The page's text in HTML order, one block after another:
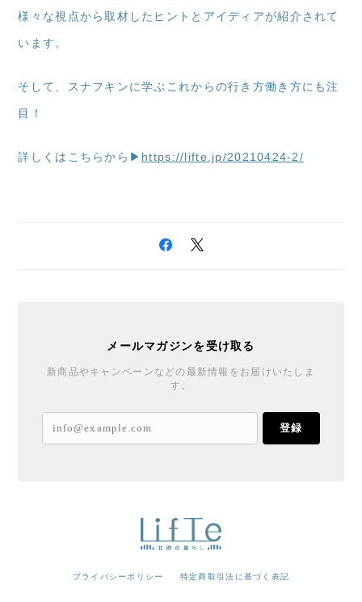
様々な視点から取材したヒントとアイディアが紹介されて
います。
そして、スナフキンに学ぶこれからの行き方働き方にも注
目！
詳しくはこちらから▶ https://lifte.jp/20210424-2/
メールマガジンを受け取る
新商品やキャンペーンなどの最新情報をお届けいたしま
す。
登録
プライバシーポリシー 特定商取引法に基づく表記